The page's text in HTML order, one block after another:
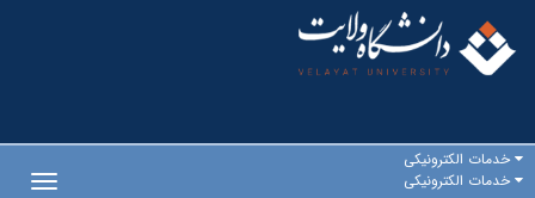
خدمات الکترونیکی
خدمات الکترونیکی